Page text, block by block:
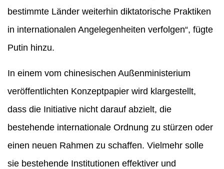
bestimmte Länder weiterhin diktatorische Praktiken
in internationalen Angelegenheiten verfolgen“, fügte
Putin hinzu.
In einem vom chinesischen Außenministerium
veröffentlichten Konzeptpapier wird klargestellt,
dass die Initiative nicht darauf abzielt, die
bestehende internationale Ordnung zu stürzen oder
einen neuen Rahmen zu schaffen. Vielmehr solle
sie bestehende Institutionen effektiver und